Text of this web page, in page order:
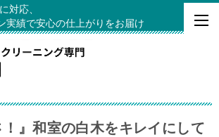
対応、
実績で安心の仕上がりをお届け
！』和室の白木をキレイにして